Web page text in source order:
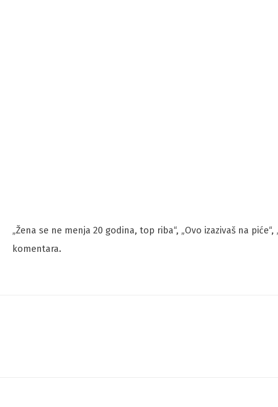
„Žena se ne menja 20 godina, top riba“, „Ovo izazivaš na
komentara.